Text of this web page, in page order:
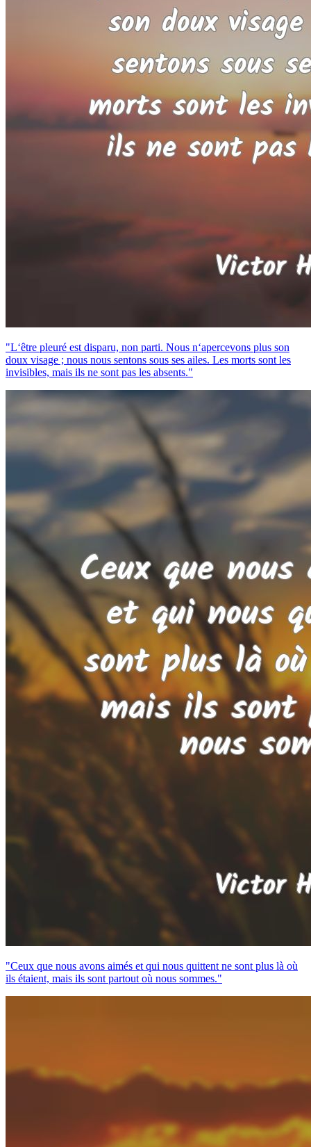
"L‘être pleuré est disparu, non parti. Nous n‘apercevons plus son
doux visage ; nous nous sentons sous ses ailes. Les morts sont les
invisibles, mais ils ne sont pas les absents."
"Ceux que nous avons aimés et qui nous quittent ne sont plus là où
ils étaient, mais ils sont partout où nous sommes."